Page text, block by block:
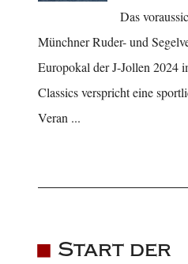
Das
Münchner Ruder- und
Europokal der J-Jollen 2024
Classics verspricht eine
Veran ...
Start der